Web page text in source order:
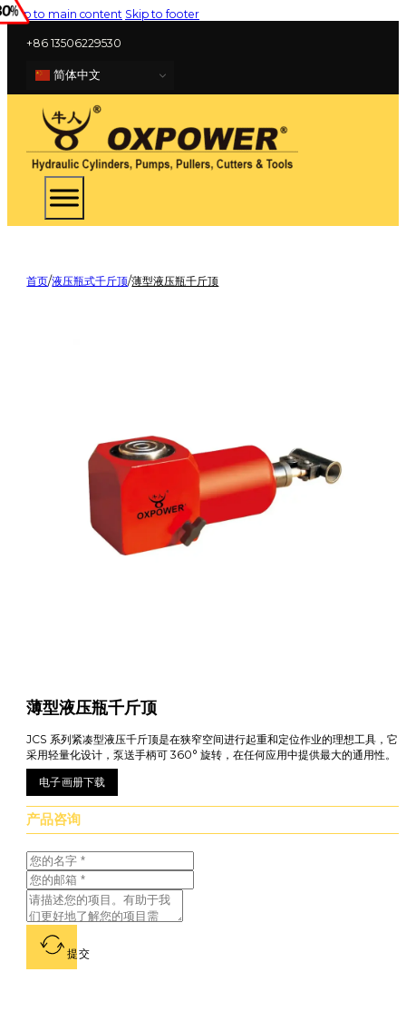
Skip to main content Skip to footer
+86 13506229530
简体中文
首页/液压瓶式千斤顶/薄型液压瓶千斤顶
薄型液压瓶千斤顶
JCS 系列紧凑型液压千斤顶是在狭窄空间进行起重和定位作业的理想工具，它
采用轻量化设计，泵送手柄可 360° 旋转，在任何应用中提供最大的通用性。
电子画册下载
产品咨询
提交